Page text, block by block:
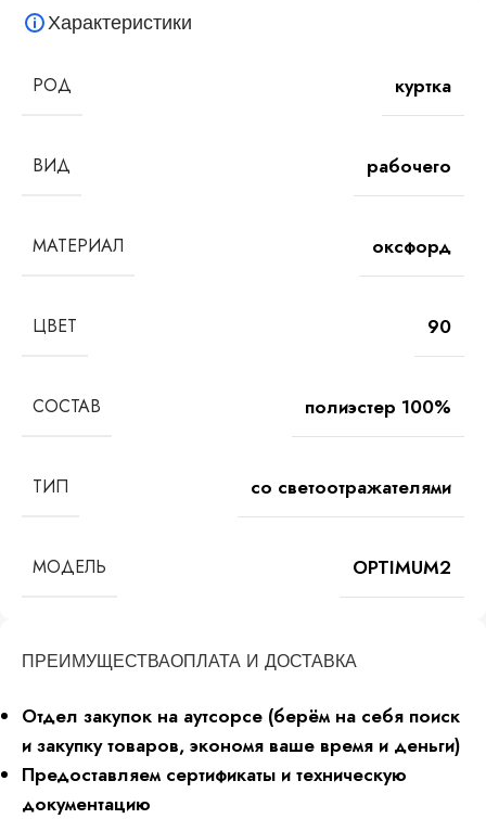
ПРЕИМУЩЕСТВАОПЛАТА И ДОСТАВКА
Отдел закупок на аутсорсе (берём на себя поиск
и закупку товаров, экономя ваше время и деньги)
Предоставляем сертификаты и техническую
документацию
Характеристики
РОД куртка
ВИД рабочего
МАТЕРИАЛ оксфорд
ЦВЕТ 90
СОСТАВ полиэстер 100%
ТИП со светоотражателями
МОДЕЛЬ OPTIMUM2